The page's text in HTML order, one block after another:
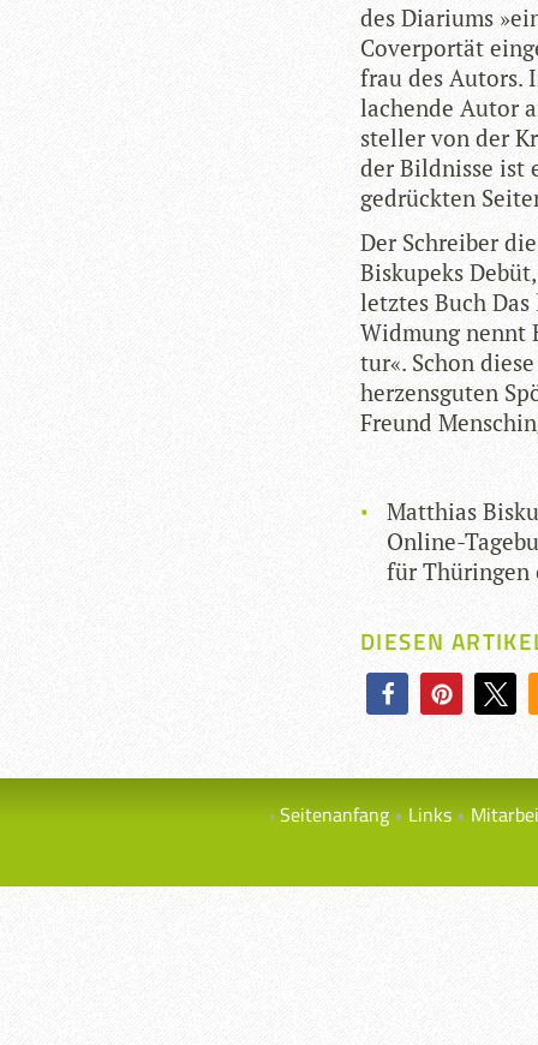
des Dia­ri­ums
Cover­por­tät
frau des Autors.
lachende Autor
stel­ler von der
der Bild­nisse ist
gedrückten
Der Schrei­ber
Bis­ku­peks
letz­tes Buch
Wid­mung nennt
tur«. Schon
her­zens­gu­ten
Freund
Mat­thias
Online-
für Thü­rin­gen
DIESEN
Seitenanfang Links